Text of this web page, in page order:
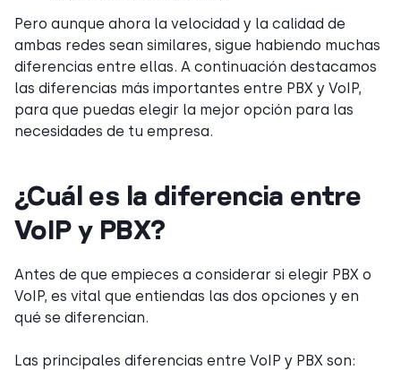
Pero aunque ahora la velocidad y la calidad de
ambas redes sean similares, sigue habiendo muchas
diferencias entre ellas. A continuación destacamos
las diferencias más importantes entre PBX y VoIP,
para que puedas elegir la mejor opción para las
necesidades de tu empresa.
¿Cuál es la diferencia entre
VoIP y PBX?
Antes de que empieces a considerar si elegir PBX o
VoIP, es vital que entiendas las dos opciones y en
qué se diferencian.
Las principales diferencias entre VoIP y PBX son: